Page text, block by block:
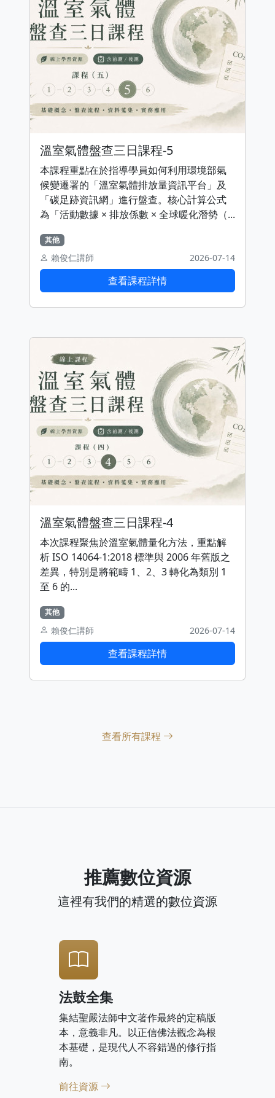
溫室氣體盤查三日課程-5
本課程重點在於指導學員如何利用環境部氣
候變遷署的「溫室氣體排放量資訊平台」及
「碳足跡資訊網」進行盤查。核心計算公式
為「活動數據 × 排放係數 × 全球暖化潛勢（...
其他
賴俊仁講師 2026-07-14
查看課程詳情
溫室氣體盤查三日課程-4
本次課程聚焦於溫室氣體量化方法，重點解
析 ISO 14064-1:2018 標準與 2006 年舊版之
差異，特別是將範疇 1、2、3 轉化為類別 1
至 6 的...
其他
賴俊仁講師 2026-07-14
查看課程詳情
查看所有課程
推薦數位資源
這裡有我們的精選的數位資源
法鼓全集
集結聖嚴法師中文著作最終的定稿版
本，意義非凡。以正信佛法觀念為根
本基礎，是現代人不容錯過的修行指
南。
前往資源